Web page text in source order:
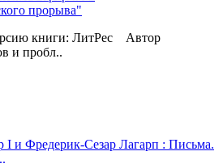
прорыва"
книги: ЛитРес Автор
и пробл..